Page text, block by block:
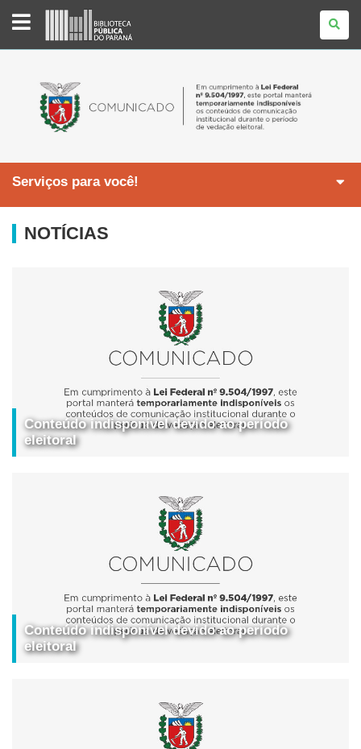
BIBLIOTECA
PARANÁ
Serviços para você!
NOTÍCIAS
Conteúdo indisponível devido ao período
eleitoral
Conteúdo indisponível devido ao período
eleitoral